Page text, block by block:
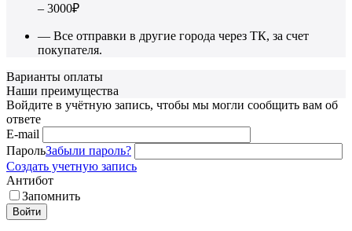
– 3000₽
— Все отправки в другие города через ТК, за счет
покупателя.
Варианты оплаты
Наши преимущества
Войдите в учётную запись, чтобы мы могли сообщить вам об
ответе
E-mail
ПарольЗабыли пароль?
Создать учетную запись
Антибот
Запомнить
Войти